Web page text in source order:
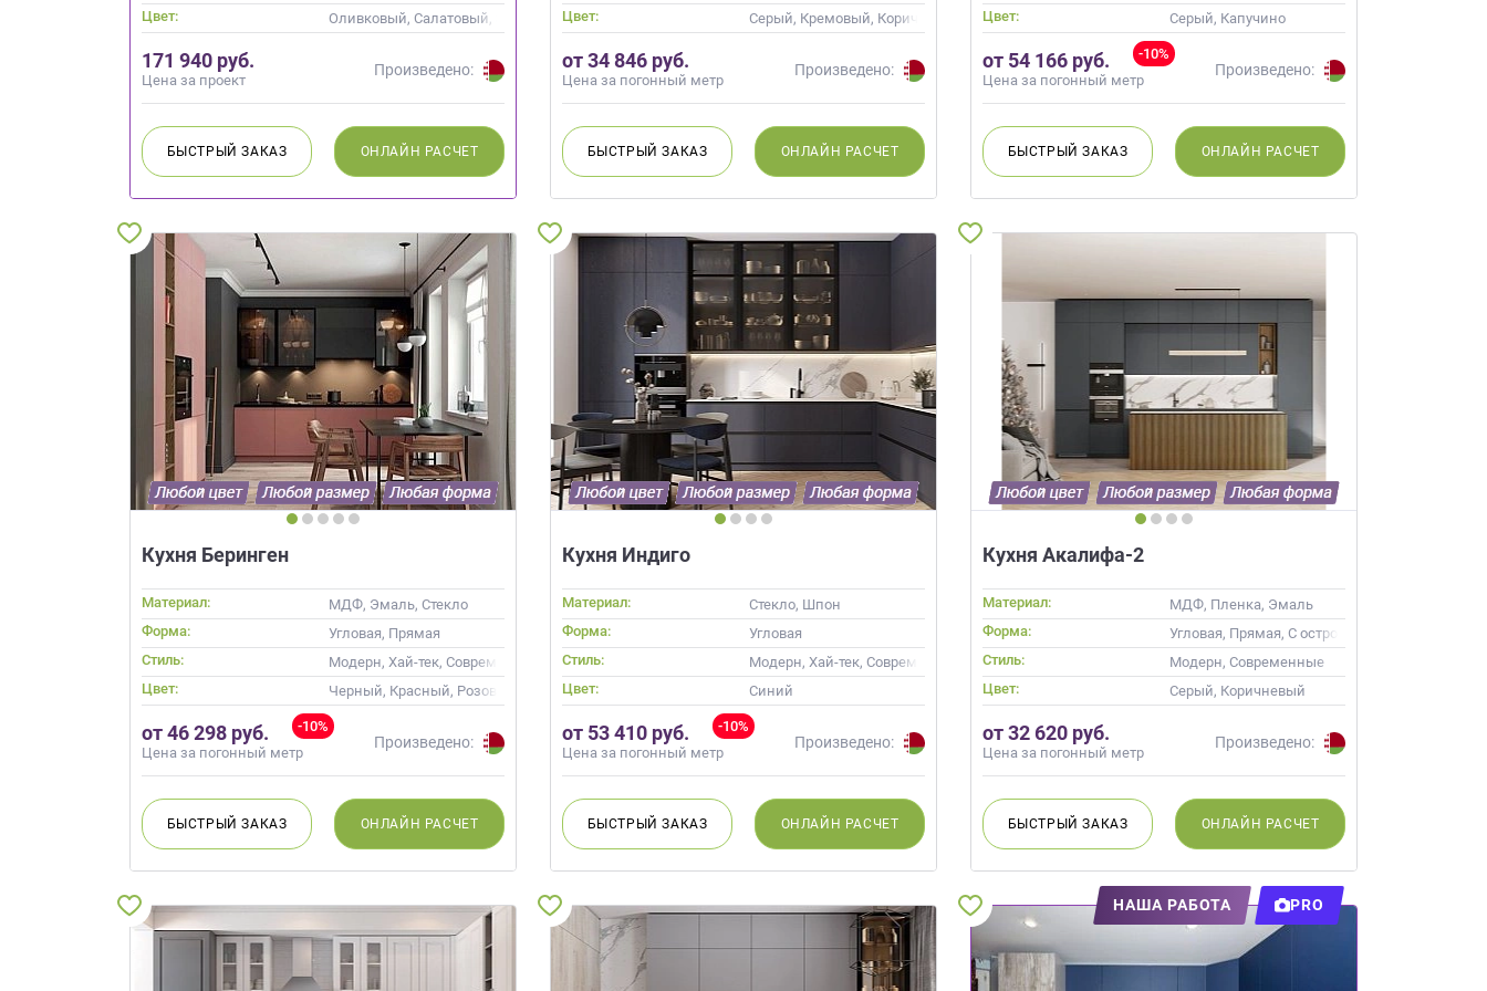
Цвет:
Оливковый, Салатовый, Зеленый, Бирюзовый
171 940 руб.
Цена за проект
Произведено:
БЫСТРЫЙЗАКАЗ ОНЛАЙН РАСЧЕТ
Цвет:
Серый, Кремовый, Коричневый
от 34 846 руб.
Цена за погонный метр
Произведено:
БЫСТРЫЙЗАКАЗ ОНЛАЙН РАСЧЕТ
Цвет:
Серый, Капучино
-10%
от 54 166 руб.
Цена за погонный метр
Произведено:
БЫСТРЫЙЗАКАЗ ОНЛАЙН РАСЧЕТ
Кухня Беринген
Материал:
МДФ, Эмаль, Стекло
Форма:
Угловая, Прямая
Стиль:
Модерн, Хай-тек, Современные
Цвет:
Черный, Красный, Розовый
-10%
от 46 298 руб.
Цена за погонный метр
Произведено:
БЫСТРЫЙЗАКАЗ ОНЛАЙН РАСЧЕТ
Кухня Индиго
Материал:
Стекло, Шпон
Форма:
Угловая
Стиль:
Модерн, Хай-тек, Современные
Цвет:
Синий
-10%
от 53 410 руб.
Цена за погонный метр
Произведено:
БЫСТРЫЙЗАКАЗ ОНЛАЙН РАСЧЕТ
Кухня Акалифа-2
Материал:
МДФ, Пленка, Эмаль
Форма:
Угловая, Прямая, С островом
Стиль:
Модерн, Современные
Цвет:
Серый, Коричневый
от 32 620 руб.
Цена за погонный метр
Произведено:
БЫСТРЫЙЗАКАЗ ОНЛАЙН РАСЧЕТ
НАША РАБОТА PRO